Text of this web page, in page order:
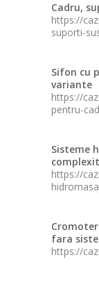
Cadru,
https://
suporti-
Sifon cu
variante
https://
pentru-
Sisteme
https://
fara
https://